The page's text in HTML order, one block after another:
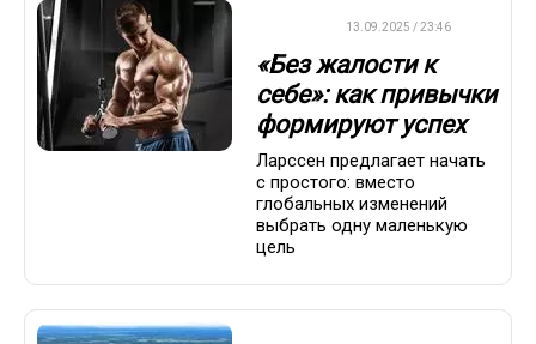
13.09.2025 / 23:46
«Без жалости к
себе»: как привычки
формируют успех
Ларссен предлагает начать
с простого: вместо
глобальных изменений
выбрать одну маленькую
цель